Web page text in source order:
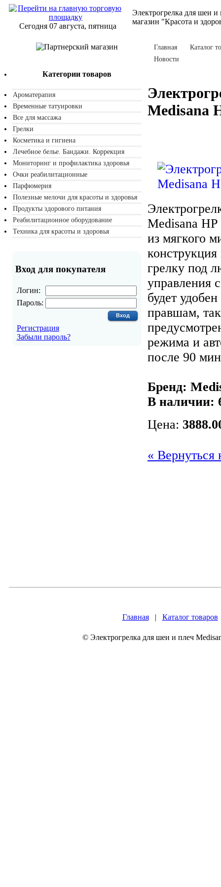
Сегодня 07 августа, пятница
Электрогрелка для шеи
магазин "Красота и
Категории товаров
Ароматерапия
Временные татуировки
Все для массажа
Грелки
Косметика и гигиена
Лечебное белье. Бандажи. Коррекция
Мониторинг и профилактика здоровья
Очки реабилитационные
Парфюмерия
Полезные мелочи для красоты и здоровья
Продукты здорового питания
Реабилитационное оборудование
Техника для красоты и здоровья
Вход для покупателя
Логин:
Пароль:
Регистрация
Забыли пароль?
Главная
Каталог
Новости
Medisana
Medisana
из мягкого
конструкция
грелку под
управления
будет
правшам,
режима и
после 90
Бренд:
В наличии:
Цена:
« Вернуться
Главная| Каталог товаров
© Электрогрелка для шеи и плеч